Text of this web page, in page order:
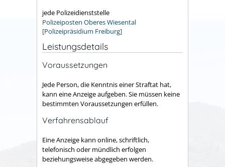
jede Polizeidienststelle
Polizeiposten Oberes Wiesental
[Polizeipräsidium Freiburg]
Leistungsdetails
Voraussetzungen
Jede Person, die Kenntnis einer Straftat hat,
kann eine Anzeige aufgeben. Sie müssen keine
bestimmten Voraussetzungen erfüllen.
Verfahrensablauf
Eine Anzeige kann online, schriftlich,
telefonisch oder mündlich erfolgen
beziehungsweise abgegeben werden.